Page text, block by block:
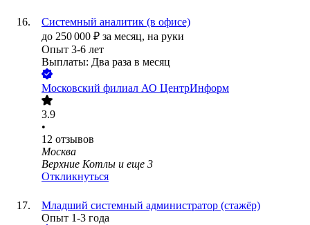
Системный аналитик (в офисе)
до 250 000 ₽ за месяц, на руки
Опыт 3-6 лет
Выплаты: Два раза в месяц
Московский филиал АО ЦентрИнформ
3.9
•
12 отзывов
Москва
Верхние Котлы и еще 3
Откликнуться
Младший системный администратор (стажёр)
Опыт 1-3 года